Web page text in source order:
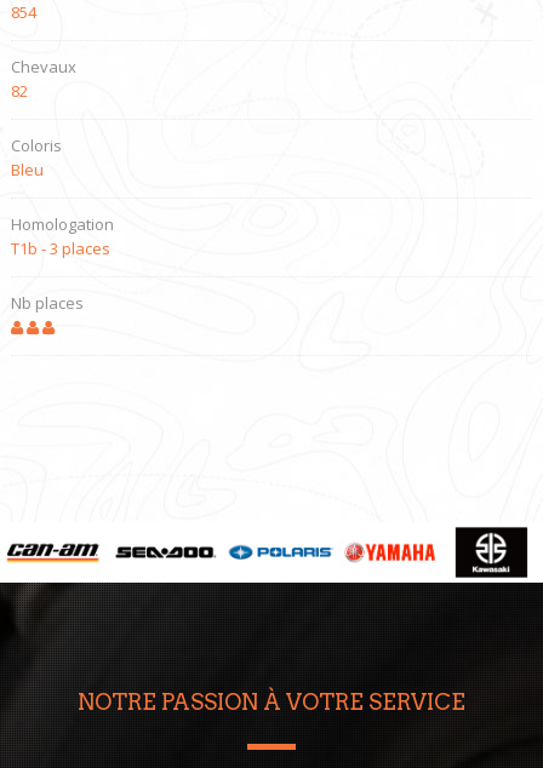
854
Chevaux
82
Coloris
Bleu
Homologation
T1b - 3 places
Nb places
NOTRE PASSION À VOTRE SERVICE